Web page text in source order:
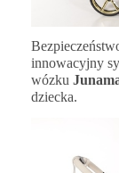
innowacyjny
wózku
dziecka.